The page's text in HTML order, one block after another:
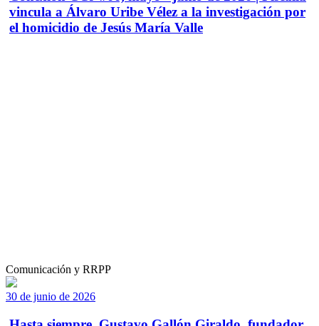
vincula a Álvaro Uribe Vélez a la investigación por
el homicidio de Jesús María Valle
Comunicación y RRPP
30 de junio de 2026